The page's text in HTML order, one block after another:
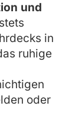
und
in
ruhige
oder